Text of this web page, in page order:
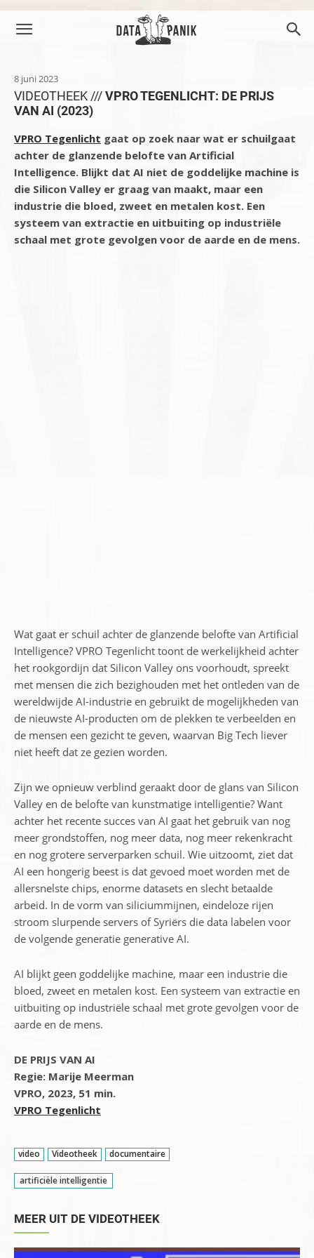
8 juni 2023
VIDEOTHEEK ///VPRO TEGENLICHT: DE PRIJS
VAN AI (2023)
VPRO Tegenlicht gaat op zoek naar wat er schuilgaat
achter de glanzende belofte van Artificial
Intelligence. Blijkt dat AI niet de goddelijke machine is
die Silicon Valley er graag van maakt, maar een
industrie die bloed, zweet en metalen kost. Een
systeem van extractie en uitbuiting op industriële
schaal met grote gevolgen voor de aarde en de mens.
Wat gaat er schuil achter de glanzende belofte van Artificial
Intelligence? VPRO Tegenlicht toont de werkelijkheid achter
het rookgordijn dat Silicon Valley ons voorhoudt, spreekt
met mensen die zich bezighouden met het ontleden van de
wereldwijde AI-industrie en gebruikt de mogelijkheden van
de nieuwste AI-producten om de plekken te verbeelden en
de mensen een gezicht te geven, waarvan Big Tech liever
niet heeft dat ze gezien worden.
Zijn we opnieuw verblind geraakt door de glans van Silicon
Valley en de belofte van kunstmatige intelligentie? Want
achter het recente succes van AI gaat het gebruik van nog
meer grondstoffen, nog meer data, nog meer rekenkracht
en nog grotere serverparken schuil. Wie uitzoomt, ziet dat
AI een hongerig beest is dat gevoed moet worden met de
allersnelste chips, enorme datasets en slecht betaalde
arbeid. In de vorm van siliciummijnen, eindeloze rijen
stroom slurpende servers of Syriërs die data labelen voor
de volgende generatie generative AI.
AI blijkt geen goddelijke machine, maar een industrie die
bloed, zweet en metalen kost. Een systeem van extractie en
uitbuiting op industriële schaal met grote gevolgen voor de
aarde en de mens.
DE PRIJS VAN AI
Regie: Marije Meerman
VPRO, 2023, 51 min.
VPRO Tegenlicht
video Videotheek documentaire
artificiële intelligentie
MEER UIT DE VIDEOTHEEK